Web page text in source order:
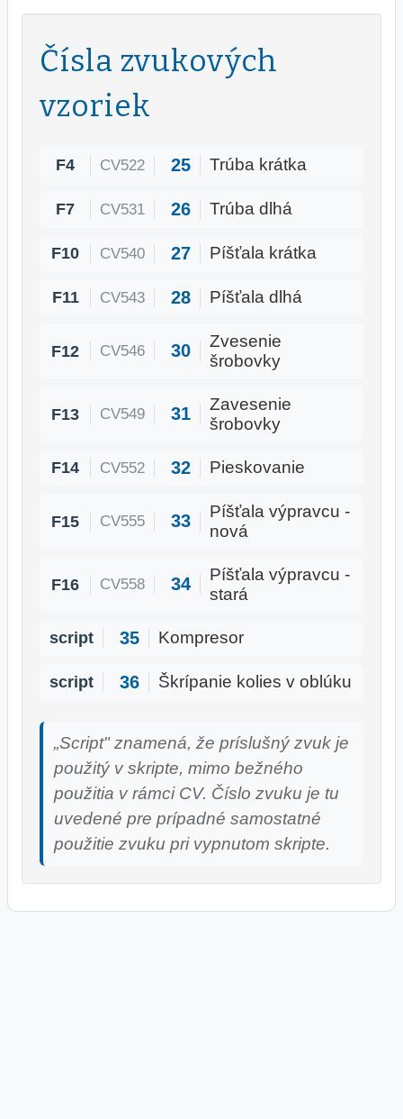
Čísla zvukových
vzoriek
F4 CV522 25 Trúba krátka
F7 CV531 26 Trúba dlhá
F10 CV540 27 Píšťala krátka
F11 CV543 28 Píšťala dlhá
F12 CV546 30
Zvesenie
šrobovky
F13 CV549 31
Zavesenie
šrobovky
F14 CV552 32 Pieskovanie
F15 CV555 33
Píšťala výpravcu -
nová
F16 CV558 34
Píšťala výpravcu -
stará
script 35 Kompresor
script 36 Škrípanie kolies v oblúku
„Script" znamená, že príslušný zvuk je
použitý v skripte, mimo bežného
použitia v rámci CV. Číslo zvuku je tu
uvedené pre prípadné samostatné
použitie zvuku pri vypnutom skripte.